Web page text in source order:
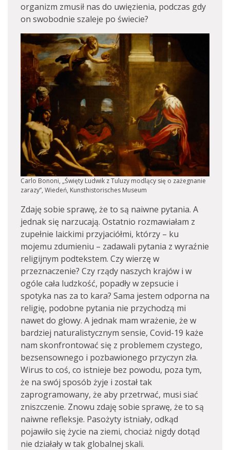
organizm zmusił nas do uwięzienia, podczas gdy
on swobodnie szaleje po świecie?
Carlo Bononi, „Święty Ludwik z Tuluzy modlący się o zażegnanie
zarazy”, Wiedeń, Kunsthistorisches Museum
Zdaję sobie sprawę, że to są naiwne pytania. A
jednak się narzucają. Ostatnio rozmawiałam z
zupełnie laickimi przyjaciółmi, którzy – ku
mojemu zdumieniu – zadawali pytania z wyraźnie
religijnym podtekstem. Czy wierzę w
przeznaczenie? Czy rządy naszych krajów i w
ogóle cała ludzkość, popadły w zepsucie i
spotyka nas za to kara? Sama jestem odporna na
religię, podobne pytania nie przychodzą mi
nawet do głowy. A jednak mam wrażenie, że w
bardziej naturalistycznym sensie, Covid-19 każe
nam skonfrontować się z problemem czystego,
bezsensownego i pozbawionego przyczyn zła.
Wirus to coś, co istnieje bez powodu, poza tym,
że na swój sposób żyje i został tak
zaprogramowany, że aby przetrwać, musi siać
zniszczenie. Znowu zdaję sobie sprawę, że to są
naiwne refleksje. Pasożyty istniały, odkąd
pojawiło się życie na ziemi, chociaż nigdy dotąd
nie działały w tak globalnej skali.